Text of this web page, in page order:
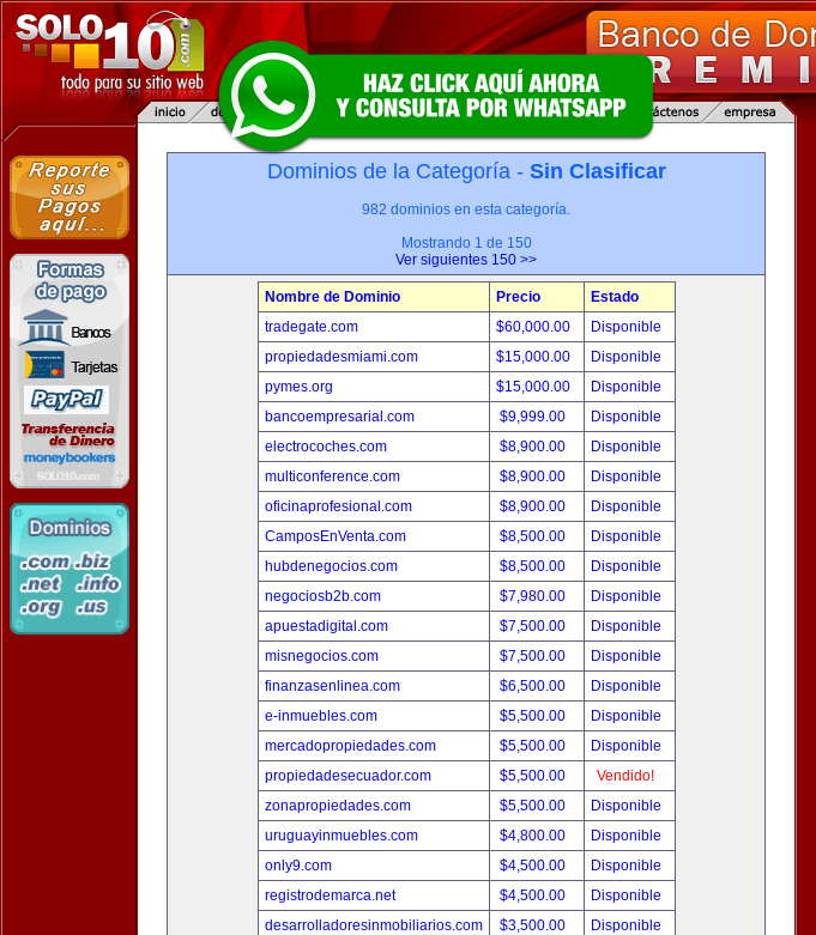
Dominios de la Categoría - Sin Clasificar
982 dominios en esta categoría.
Mostrando 1 de 150
Ver siguientes 150 >>
Nombre de Dominio Precio
Estado
tradegate.com
$60,000.00
Disponible
propiedadesmiami.com
$15,000.00
Disponible
pymes.org
$15,000.00
Disponible
bancoempresarial.com
$9,999.00
Disponible
electrocoches.com
$8,900.00
Disponible
multiconference.com
$8,900.00
Disponible
oficinaprofesional.com
$8,900.00
Disponible
CamposEnVenta.com
$8,500.00
Disponible
hubdenegocios.com
$8,500.00
Disponible
negociosb2b.com
$7,980.00
Disponible
apuestadigital.com
$7,500.00
Disponible
misnegocios.com
$7,500.00
Disponible
finanzasenlinea.com
$6,500.00
Disponible
e-inmuebles.com
$5,500.00
Disponible
mercadopropiedades.com
$5,500.00
Disponible
propiedadesecuador.com
$5,500.00
Vendido!
zonapropiedades.com
$5,500.00
Disponible
uruguayinmuebles.com
$4,800.00
Disponible
only9.com
$4,500.00
Disponible
registrodemarca.net
$4,500.00
Disponible
desarrolladoresinmobiliarios.com
$3,500.00
Disponible